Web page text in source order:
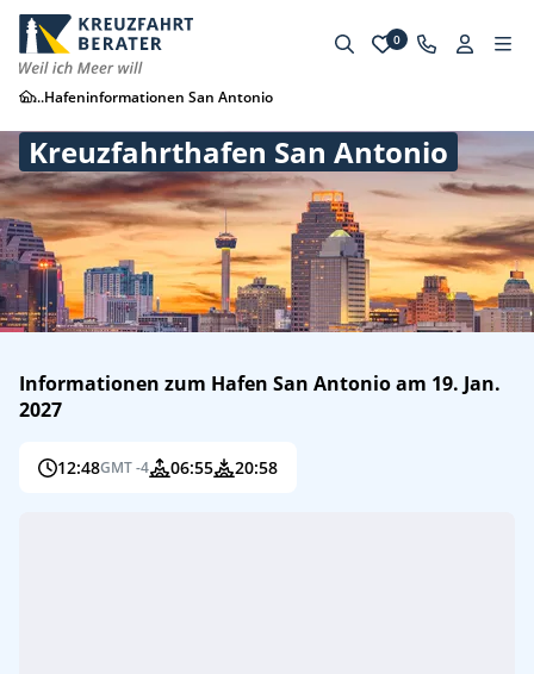
0
...Hafeninformationen San Antonio
Kreuzfahrthafen San Antonio
Informationen zum Hafen San Antonio am 19. Jan.
2027
12:48GMT -4 06:55 20:58